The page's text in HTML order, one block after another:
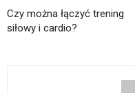
Czy można łączyć trening
siłowy i cardio?